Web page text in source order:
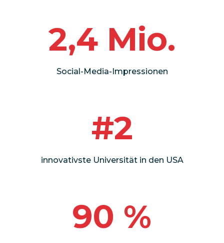
2,4 Mio.
Social-Media-Impressionen
#2
innovativste Universität in den USA
90 %